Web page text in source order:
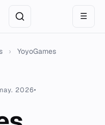
☰
› YoyoGames
2026